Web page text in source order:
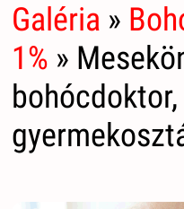
Galéria »
1% »